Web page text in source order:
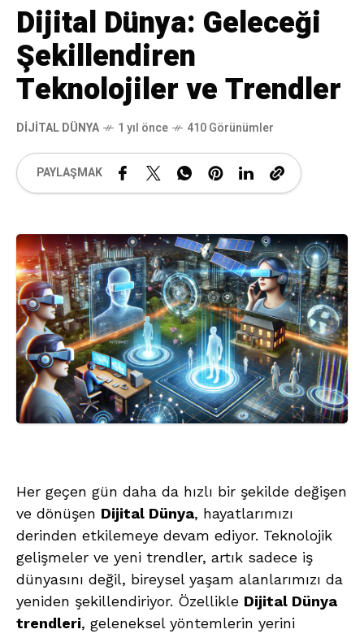
Dijital Dünya: Geleceği
Şekillendiren
Teknolojiler ve Trendler
DIJITAL DÜNYA 1 yıl önce 410 Görünümler
PAYLAŞMAK
Her geçen gün daha da hızlı bir şekilde değişen
ve dönüşen Dijital Dünya, hayatlarımızı
derinden etkilemeye devam ediyor. Teknolojik
gelişmeler ve yeni trendler, artık sadece iş
dünyasını değil, bireysel yaşam alanlarımızı da
yeniden şekillendiriyor. Özellikle Dijital Dünya
trendleri, geleneksel yöntemlerin yerini